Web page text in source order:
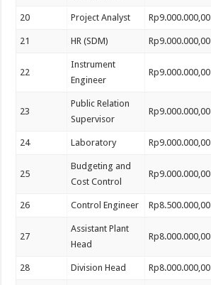
20 Project Analyst Rp9.000.000,00
21 HR (SDM) Rp9.000.000,00
22
Instrument
Engineer
Rp9.000.000,00
23
Public Relation
Supervisor
Rp9.000.000,00
24 Laboratory Rp9.000.000,00
25
Budgeting and
Cost Control
Rp9.000.000,00
26 Control Engineer Rp8.500.000,00
27
Assistant Plant
Head
Rp8.000.000,00
28 Division Head Rp8.000.000,00